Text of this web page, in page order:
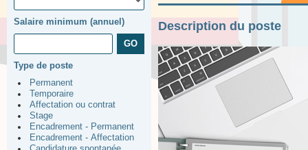
Salaire minimum (annuel)
Type de poste
Permanent
Temporaire
Affectation ou contrat
Stage
Encadrement - Permanent
Encadrement - Affectation
Description du poste